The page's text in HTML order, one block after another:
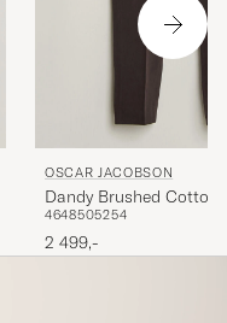
OSCAR JACOBSON
Dandy Brushed Cotton
Brown
4648505254
2 499,-